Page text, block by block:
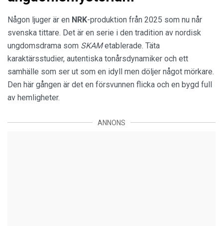
Någon ljuger är en NRK-produktion från 2025 som nu når
svenska tittare. Det är en serie i den tradition av nordisk
ungdomsdrama som SKAMetablerade. Täta
karaktärsstudier, autentiska tonårsdynamiker och ett
samhälle som ser ut som en idyll men döljer något mörkare.
Den här gången är det en försvunnen flicka och en bygd full
av hemligheter.
ANNONS